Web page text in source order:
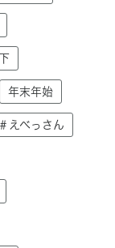
年末年始
＃えべっさん